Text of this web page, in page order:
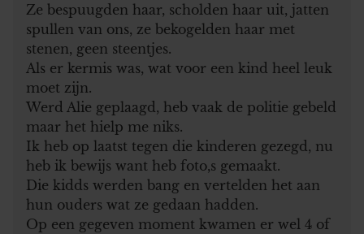
Ze bespuugden haar, scholden haar uit, jatten
spullen van ons, ze bekogelden haar met
stenen, geen steentjes.
Als er kermis was, wat voor een kind heel leuk
moet zijn.
Werd Alie geplaagd, heb vaak de politie gebeld
maar het hielp me niks.
Ik heb op laatst tegen die kinderen gezegd, nu
heb ik bewijs want heb foto,s gemaakt.
Die kidds werden bang en vertelden het aan
hun ouders wat ze gedaan hadden.
Op een gegeven moment kwamen er wel 4 of